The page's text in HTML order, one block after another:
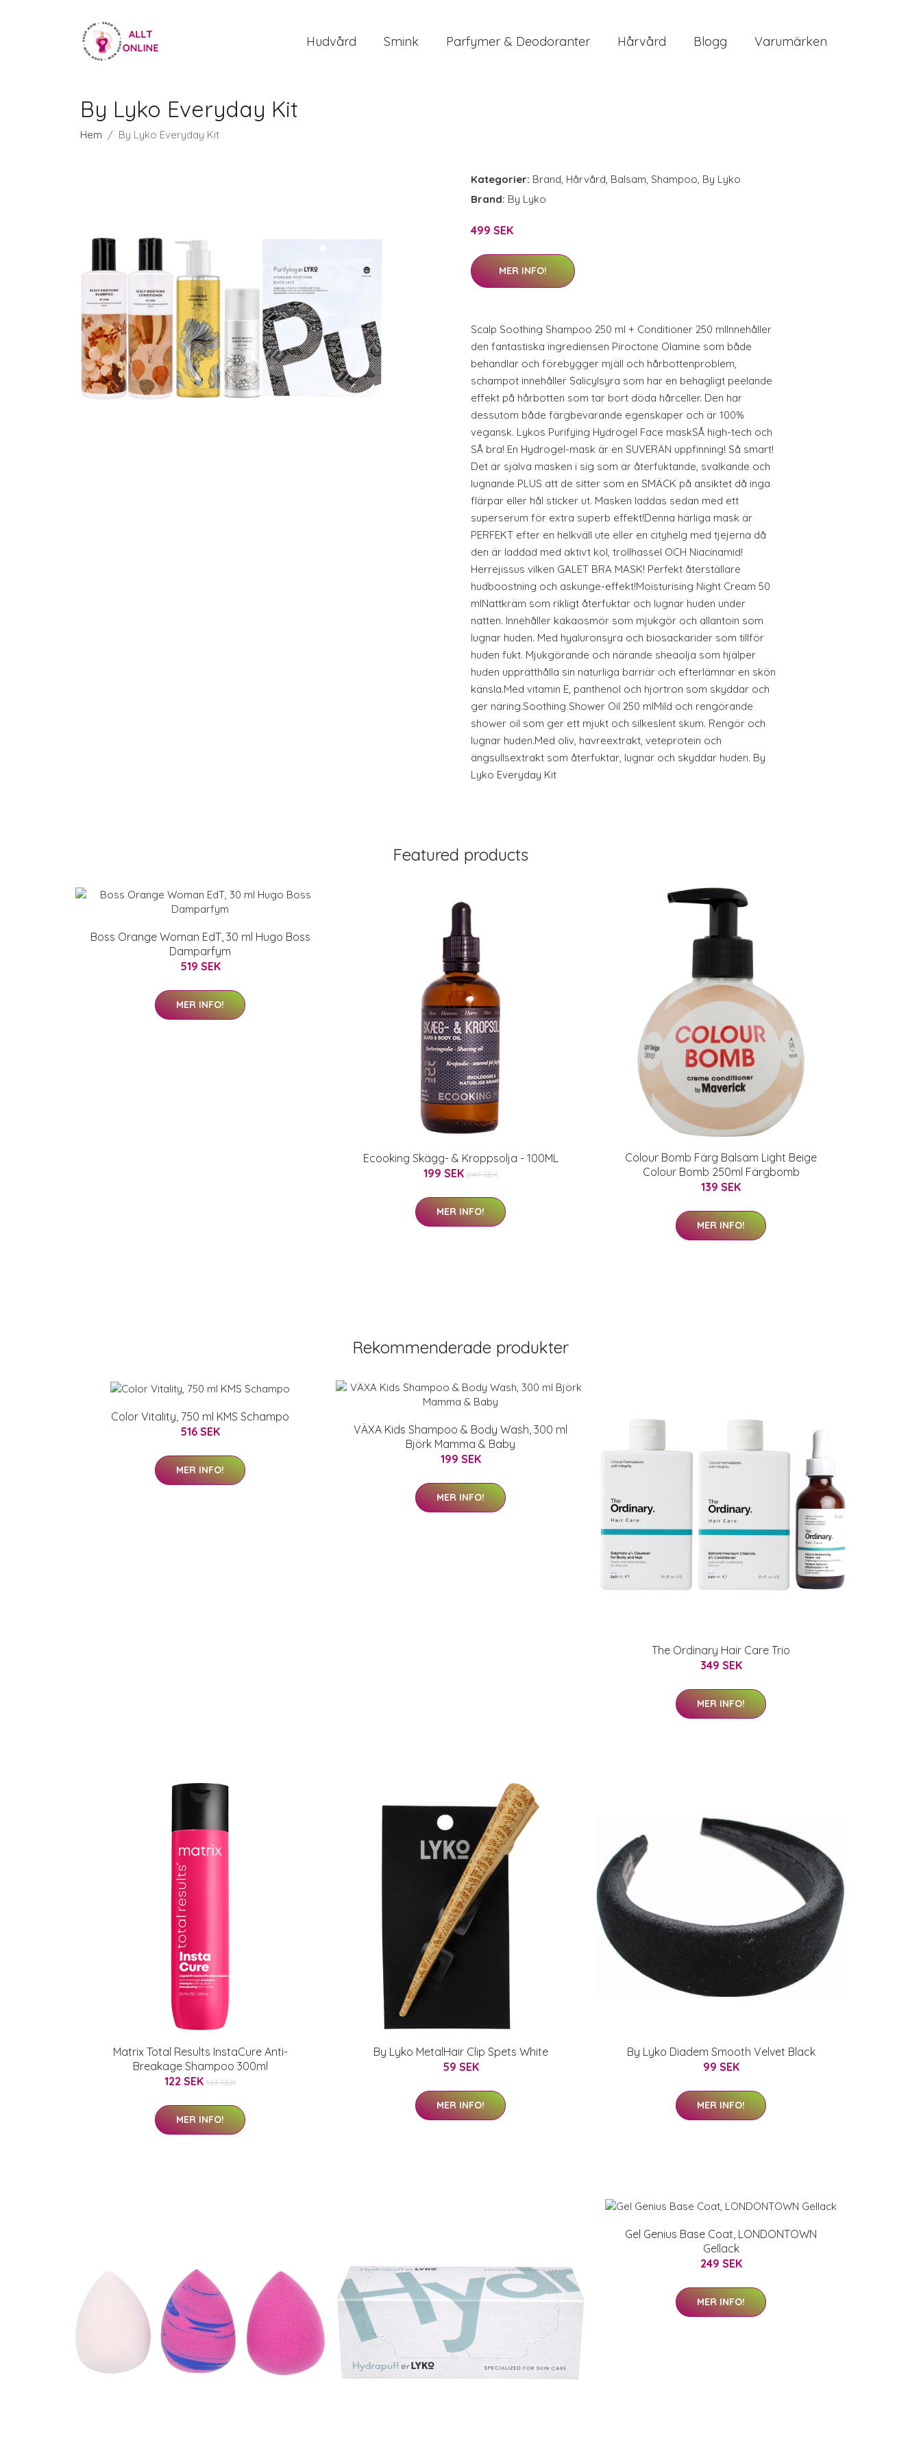
Hudvård Smink Parfymer & Deodoranter Hårvård Blogg Varumärken
By Lyko Everyday Kit
Hem By Lyko Everyday Kit
Kategorier: Brand, Hårvård, Balsam, Shampoo, By Lyko
Brand: By Lyko
499 SEK
MER INFO!
Scalp Soothing Shampoo 250 ml + Conditioner 250 mlInnehåller
den fantastiska ingrediensen Piroctone Olamine som både
behandlar och förebygger mjäll och hårbottenproblem,
schampot innehåller Salicylsyra som har en behagligt peelande
effekt på hårbotten som tar bort döda hårceller. Den har
dessutom både färgbevarande egenskaper och är 100%
vegansk. Lykos Purifying Hydrogel Face maskSÅ high-tech och
SÅ bra! En Hydrogel-mask är en SUVERÄN uppfinning! Så smart!
Det är själva masken i sig som är återfuktande, svalkande och
lugnande PLUS att de sitter som en SMÄCK på ansiktet då inga
flärpar eller hål sticker ut. Masken laddas sedan med ett
superserum för extra superb effekt!Denna härliga mask är
PERFEKT efter en helkväll ute eller en cityhelg med tjejerna då
den är laddad med aktivt kol, trollhassel OCH Niacinamid!
Herrejissus vilken GALET BRA MASK! Perfekt återställare
hudboostning och askunge-effekt!Moisturising Night Cream 50
mlNattkräm som rikligt återfuktar och lugnar huden under
natten. Innehåller kakaosmör som mjukgör och allantoin som
lugnar huden. Med hyaluronsyra och biosackarider som tillför
huden fukt. Mjukgörande och närande sheaolja som hjälper
huden upprätthålla sin naturliga barriär och efterlämnar en skön
känsla.Med vitamin E, panthenol och hjortron som skyddar och
ger näring.Soothing Shower Oil 250 mlMild och rengörande
shower oil som ger ett mjukt och silkeslent skum. Rengör och
lugnar huden.Med oliv, havreextrakt, veteprotein och
ängsullsextrakt som återfuktar, lugnar och skyddar huden. By
Lyko Everyday Kit
Featured products
Boss Orange Woman EdT, 30 ml Hugo Boss
Damparfym
519 SEK
MER INFO!
Ecooking Skägg- & Kroppsolja - 100ML
199 SEK 249 SEK
MER INFO!
Colour Bomb Färg Balsam Light Beige
Colour Bomb 250ml Färgbomb
139 SEK
MER INFO!
Rekommenderade produkter
Color Vitality, 750 ml KMS Schampo
516 SEK
MER INFO!
VÄXA Kids Shampoo & Body Wash, 300 ml
Björk Mamma & Baby
199 SEK
MER INFO!
The Ordinary Hair Care Trio
349 SEK
MER INFO!
Matrix Total Results InstaCure Anti-
Breakage Shampoo 300ml
122 SEK 163 SEK
MER INFO!
By Lyko MetalHair Clip Spets White
59 SEK
MER INFO!
By Lyko Diadem Smooth Velvet Black
99 SEK
MER INFO!
Gel Genius Base Coat, LONDONTOWN
Gellack
249 SEK
MER INFO!